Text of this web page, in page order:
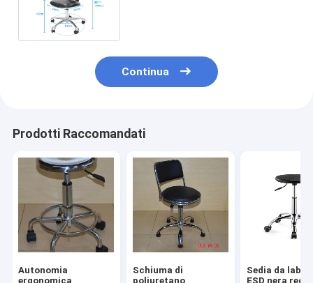
Continua
Prodotti Raccomandati
Autonomia
ergonomica
Schiuma di
poliuretano
Sedia da
ESD nera